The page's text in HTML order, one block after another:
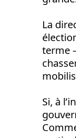
La
terme
Si, à